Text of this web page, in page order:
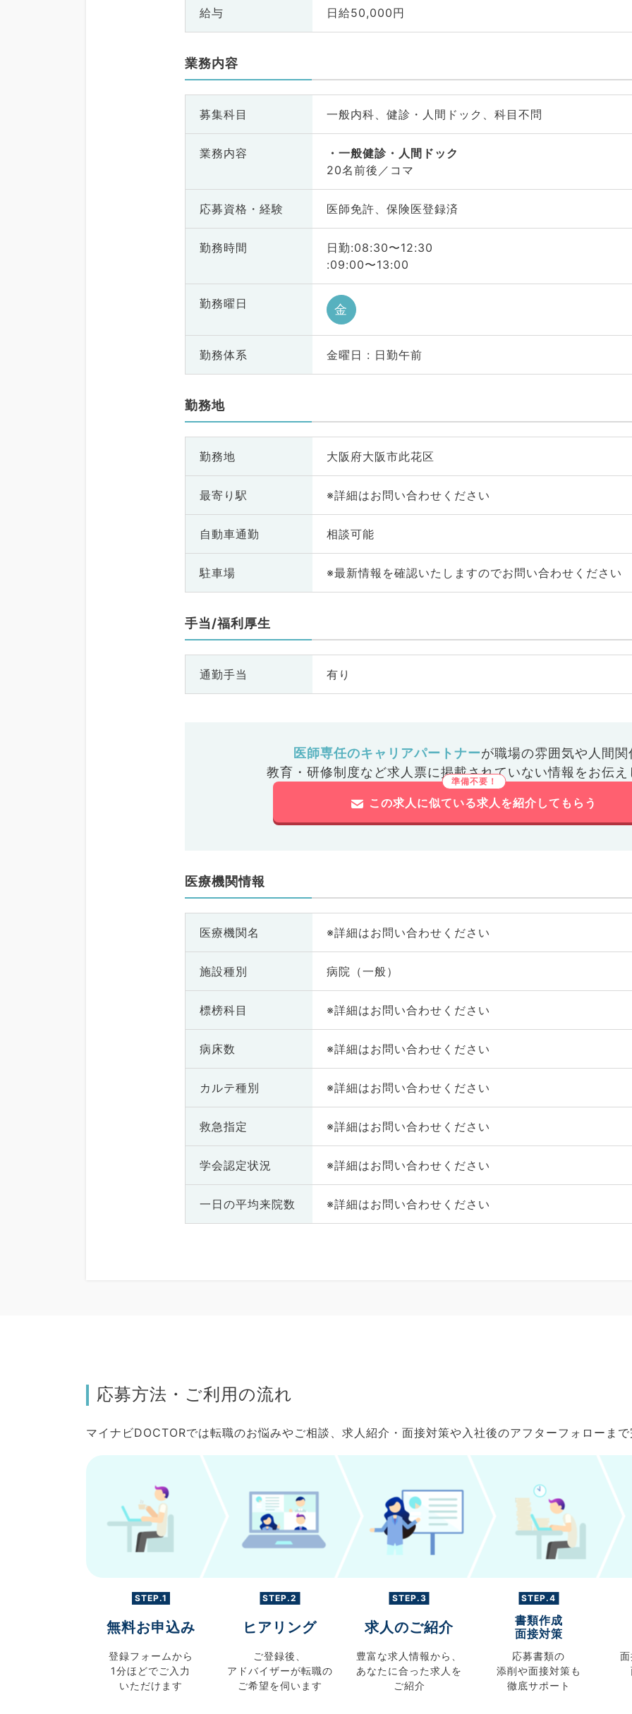
給与 日給50,000円
業務内容
募集科目 一般内科、健診・人間ドック、科目不問
業務内容
一般健診・人間ドック
20名前後／コマ
応募資格・ 経験 医師免許、保険医登録済
勤務時間
日勤:08:30〜12:30
:09:00〜13:00
勤務曜日 金
勤務体系 金曜日 : 日勤午前
勤務地
勤務地 大阪府大阪市此花区
最寄り駅 ※詳細はお問い合わせください
自動車通勤 相談可能
駐車場 ※最新情報を確認いたしますのでお問い合わせください
手当/福利厚生
通勤手当 有り
医師専任のキャリアパートナーが職場の雰囲気や人間関
教育・研修制度など求人票に掲載されていない情報をお伝え
この求人に似ている求人を紹介してもらう
医療機関情報
医療機関名 ※詳細はお問い合わせください
施設種別 病院（一般）
標榜科目 ※詳細はお問い合わせください
病床数 ※詳細はお問い合わせください
カルテ種別 ※詳細はお問い合わせください
救急指定 ※詳細はお問い合わせください
学会認定状況 ※詳細はお問い合わせください
一日の平均来院数 ※詳細はお問い合わせください
応募方法・ご利用の流れ
マイナビDOCTORでは転職のお悩みやご相談、求人紹介・面接対策や入社後のアフターフォローま
STEP.1
無料お申込み
登録フォームから
1分ほどでご入力
いただけます
STEP.2
ヒアリング
ご登録後、
アドバイザーが転職の
ご希望を伺います
STEP.3
求人のご紹介
豊富な求人情報から、
あなたに合った求人を
ご紹介
STEP.4
書類作成
面接対策
応募書類の
添削や面接対策も
徹底サポート